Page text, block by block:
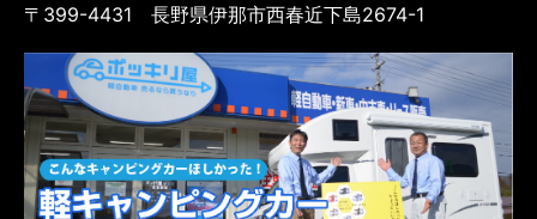
〒399-4431 長野県伊那市西春近下島2674-1